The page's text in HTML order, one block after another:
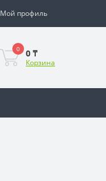
Мой профиль
0 0 ₸
Корзина